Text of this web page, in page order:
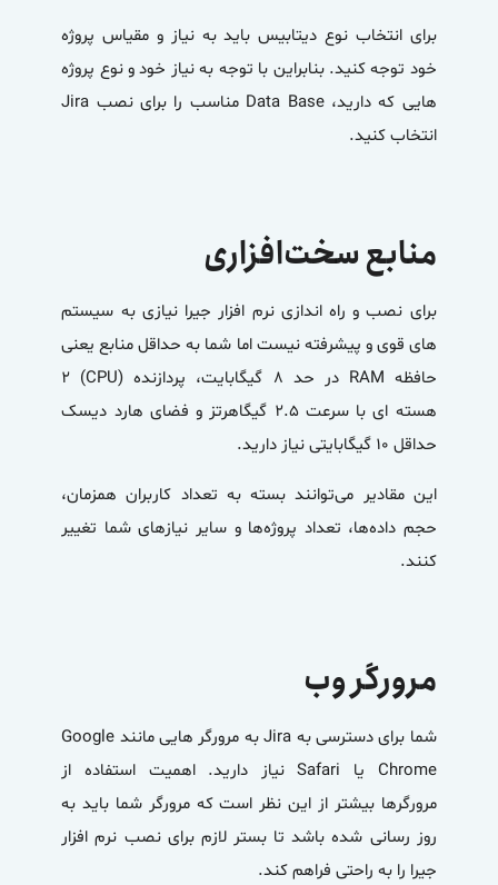
برای انتخاب نوع دیتابیس باید به نیاز و مقیاس پروژه
خود توجه کنید. بنابراین با توجه به نیاز خود و نوع پروژه
هایی که دارید، Data Base مناسب را برای نصب
Jira
انتخاب کنید.
منابع سخت‌افزاری
برای نصب و راه اندازی نرم افزار جیرا نیازی به سیستم
های قوی و پیشرفته نیست اما شما به حداقل منابع یعنی
حافظه RAM در حد 8 گیگابایت، پردازنده (CPU) 2
هسته ای با سرعت 2.5 گیگاهرتز و فضای هارد دیسک
حداقل 10 گیگابایتی نیاز دارید.
این مقادیر می‌توانند بسته به تعداد کاربران همزمان،
حجم داده‌ها، تعداد پروژه‌ها و سایر نیازهای شما تغییر
کنند.
مرورگر وب
شما برای دسترسی به Jira به مرورگر هایی مانند Google
Chrome یا Safari نیاز دارید. اهمیت استفاده از
مرورگرها بیشتر از این نظر است که مرورگر شما باید به
روز رسانی شده باشد تا بستر لازم برای نصب نرم افزار
جیرا را به راحتی فراهم کند.